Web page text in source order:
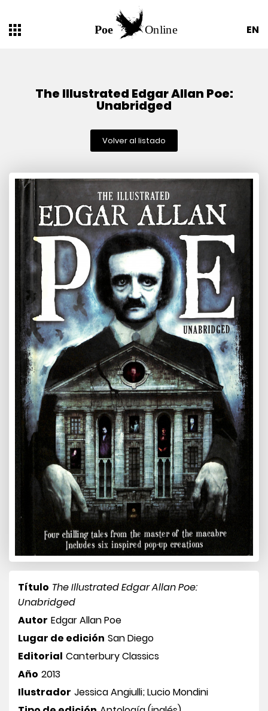
EN
The Illustrated Edgar Allan Poe:
Unabridged
Volver al listado
Título The Illustrated Edgar Allan Poe:
Unabridged
Autor Edgar Allan Poe
Lugar de edición San Diego
Editorial Canterbury Classics
Año 2013
Ilustrador Jessica Angiulli; Lucio Mondini